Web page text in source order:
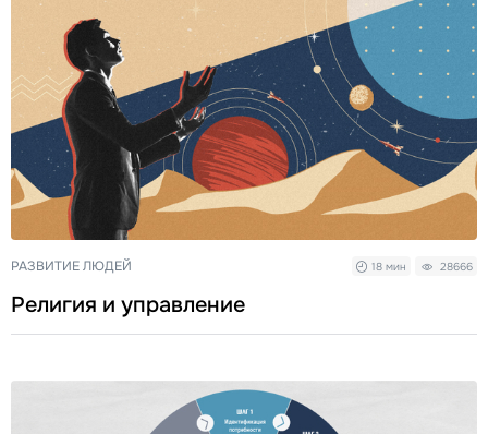
РАЗВИТИЕ ЛЮДЕЙ 18 мин 28666
Религия и управление